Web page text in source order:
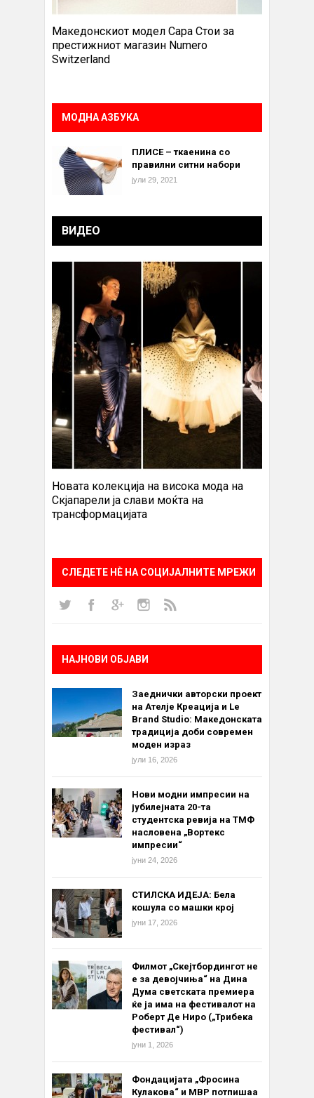
Македонскиот модел Сара Стои за
престижниот магазин Numero
Switzerland
МОДНА АЗБУКА
ПЛИСЕ – ткаенина со
правилни ситни набори
јули 29, 2021
ВИДЕО
Новата колекција на висока мода на
Скјапарели ја слави моќта на
трансформацијата
СЛЕДЕТЕ НÈ НА СОЦИЈАЛНИТЕ МРЕЖИ
НАЈНОВИ ОБЈАВИ
Заеднички авторски проект
на Ателје Креација и Le
Brand Studio: Македонската
традиција доби современ
моден израз
јули 16, 2026
Нови модни импресии на
јубилејната 20-та
студентска ревија на ТМФ
насловена „Вортекс
импресии“
јуни 24, 2026
СТИЛСКА ИДЕЈА: Бела
кошула со машки крој
јуни 17, 2026
Филмот „Скејтбордингот не
е за девојчиња“ на Дина
Дума светската премиера
ќе ја има на фестивалот на
Роберт Де Ниро („Трибека
фестивал“)
јуни 1, 2026
Фондацијата „Фросина
Кулакова“ и МВР потпишаа